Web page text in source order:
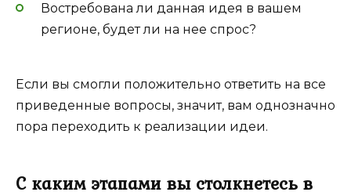
Востребована ли данная идея в вашем
регионе, будет ли на нее спрос?
Если вы смогли положительно ответить на все
приведенные вопросы, значит, вам однозначно
пора переходить к реализации идеи.
С каким этапами вы столкнетесь в